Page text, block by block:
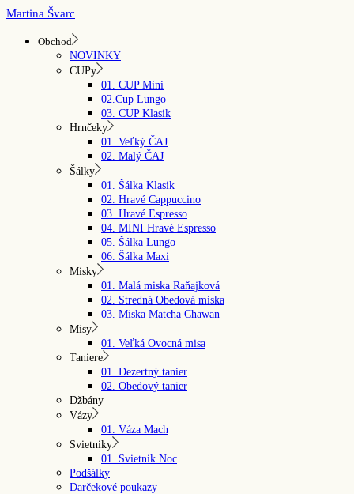
Skip
Martina Švarc
Obchod
NOVINKY
CUPy
01. CUP Mini
02.Cup Lungo
03. CUP Klasik
Hrnčeky
01. Veľký ČAJ
02. Malý ČAJ
Šálky
01. Šálka Klasik
02. Hravé Cappuccino
03. Hravé Espresso
04. MINI Hravé Espresso
05. Šálka Lungo
06. Šálka Maxi
Misky
01. Malá miska Raňajková
02. Stredná Obedová miska
03. Miska Matcha Chawan
Misy
01. Veľká Ovocná misa
Taniere
01. Dezertný tanier
02. Obedový tanier
Džbány
Vázy
01. Váza Mach
Svietniky
01. Svietnik Noc
Podšálky
Darčekové poukazy